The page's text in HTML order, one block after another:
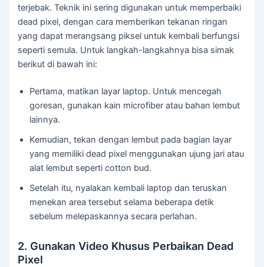
terjebak. Teknik ini sering digunakan untuk memperbaiki
dead pixel, dengan cara memberikan tekanan ringan
yang dapat merangsang piksel untuk kembali berfungsi
seperti semula. Untuk langkah-langkahnya bisa simak
berikut di bawah ini:
Pertama, matikan layar laptop. Untuk mencegah
goresan, gunakan kain microfiber atau bahan lembut
lainnya.
Kemudian, tekan dengan lembut pada bagian layar
yang memiliki dead pixel menggunakan ujung jari atau
alat lembut seperti cotton bud.
Setelah itu, nyalakan kembali laptop dan teruskan
menekan area tersebut selama beberapa detik
sebelum melepaskannya secara perlahan.
2. Gunakan Video Khusus Perbaikan Dead
Pixel